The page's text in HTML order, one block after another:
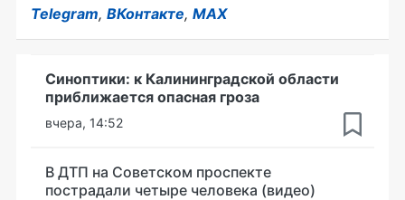
Telegram, ВКонтакте, MAX
Синоптики: к Калининградской области
приближается опасная гроза
вчера, 14:52
В ДТП на Советском проспекте
пострадали четыре человека (видео)